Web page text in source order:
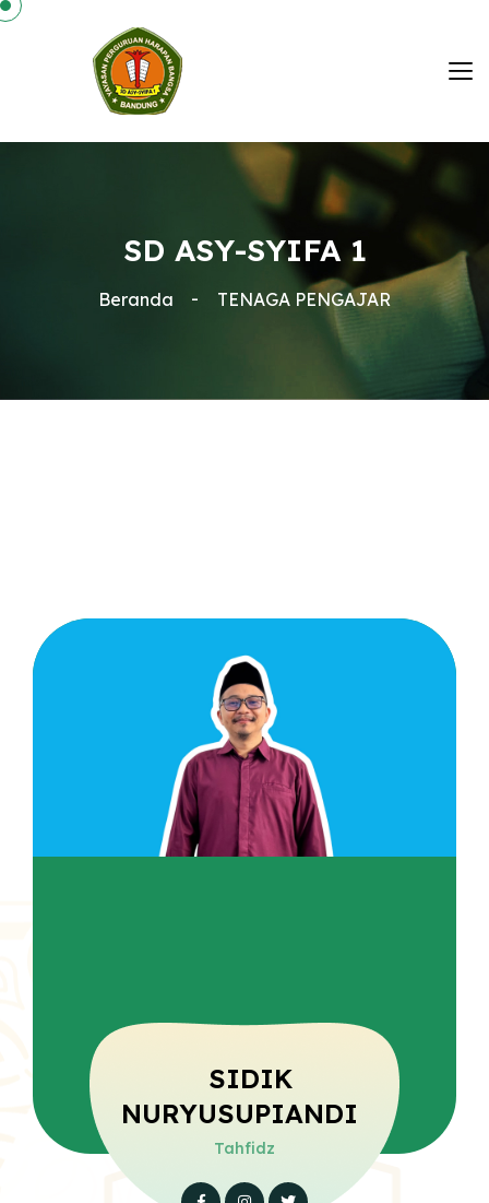
SD ASY-SYIFA 1
Beranda TENAGA PENGAJAR
SIDIK
NURYUSUPIANDI
Tahfidz